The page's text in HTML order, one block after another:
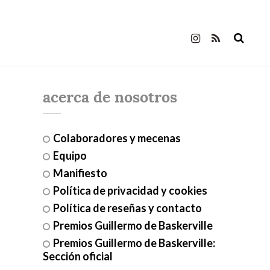
acerca de nosotros
Colaboradores y mecenas
Equipo
Manifiesto
Política de privacidad y cookies
Política de reseñas y contacto
Premios Guillermo de Baskerville
Premios Guillermo de Baskerville:
Sección oficial